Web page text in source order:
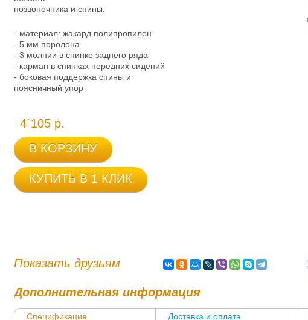
позвоночника и спины.
- материал: жакард полипропилен
- 5 мм поролона
- 3 молнии в спинке заднего ряда
- карман в спинках передних сидений
- боковая поддержка спины и
поясничный упор
4`105 р.
В КОРЗИНУ
КУПИТЬ В 1 КЛИК
Показать друзьям
Дополнительная информация
Спецификация Доставка и оплата